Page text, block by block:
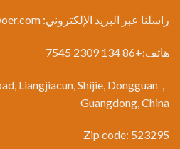
راسلنا عبر البريد الإلكتروني:
هاتف:+86 134 2309 7545
Liangjiacun, Shijie, Dongguan，
Guangdong, China
Zip code: 523295